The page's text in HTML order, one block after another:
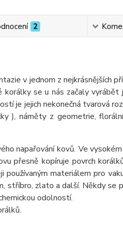
2
v jednom z nejkrásnějších
korálky se u nás začaly
je jejich nekonečná tvarová
), náměty z geometrie,
napařování kovů. Ve
přesně kopíruje povrch
materiálem pro
stříbro, zlato a další. Někdy se
odolností.